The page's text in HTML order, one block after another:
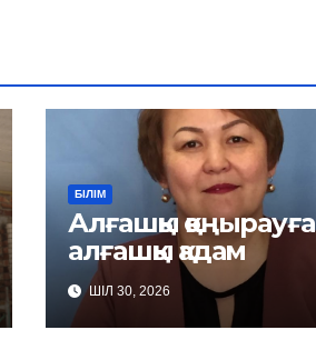
БІЛІМ
Алғашқы қоңырауға
алғашқы қадам
ШІЛ 30, 2026